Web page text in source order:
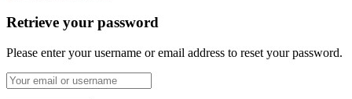
Retrieve your password
Please enter your username or email address to reset your password.